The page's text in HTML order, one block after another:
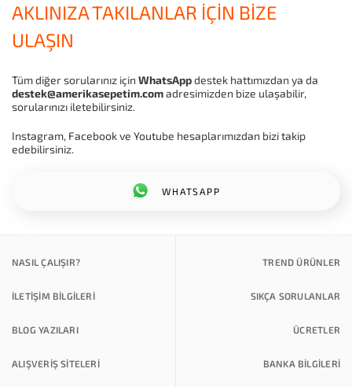
AKLINIZA TAKILANLAR İÇİN BİZE
ULAŞIN
WHATSAPP
Tüm diğer sorularınız için WhatsAppdestek hattımızdan ya da
destek@amerikasepetim.comadresimizden bize ulaşabilir,
sorularınızı iletebilirsiniz.
Instagram, Facebook ve Youtube hesaplarımızdan bizi takip
edebilirsiniz.
NASIL ÇALIŞIR? TREND ÜRÜNLER
İLETİŞİM BİLGİLERİ SIKÇA SORULANLAR
BLOG YAZILARI ÜCRETLER
ALIŞVERİŞ SİTELERİ BANKA BILGILERI